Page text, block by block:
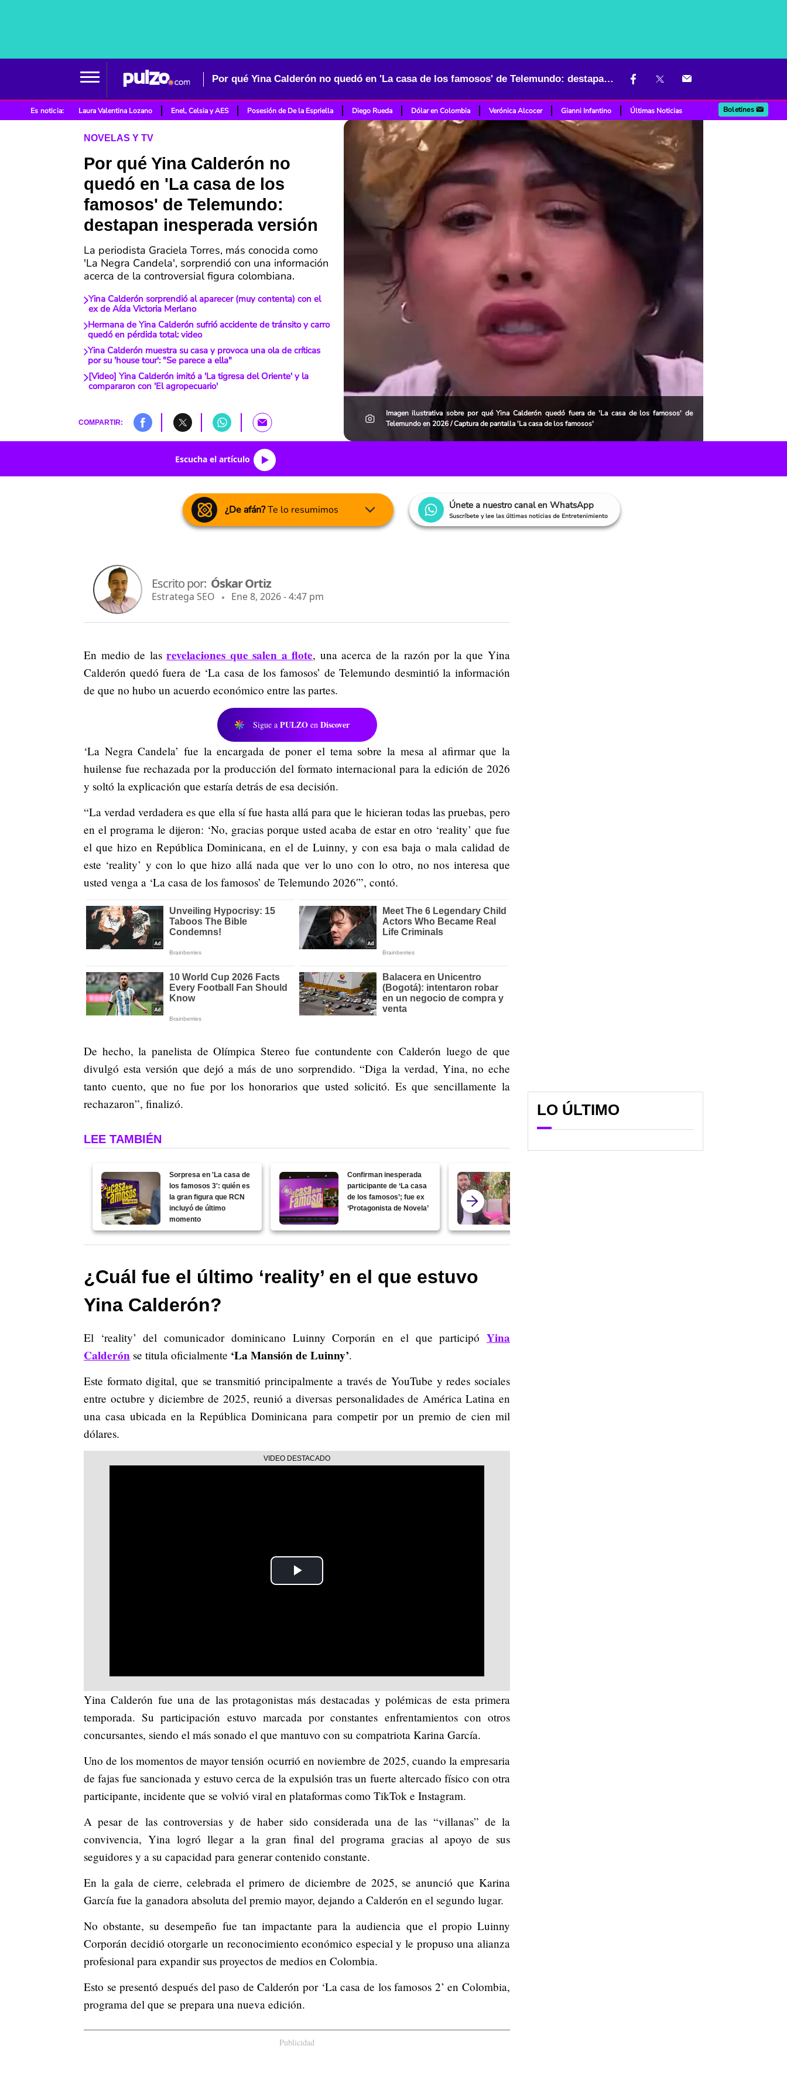
Por qué Yina Calderón no quedó en 'La casa de los famosos' de Telemundo: destapan inesperada versión
Es noticia: Laura Valentina Lozano Enel, Celsia y AES Posesión de De la Espriella Diego Rueda Dólar en Colombia Verónica Alcocer Gianni Infantino Últimas Noticias Boletines
NOVELAS Y TV
Por qué Yina Calderón no
quedó en 'La casa de los
famosos' de Telemundo:
destapan inesperada versión
La periodista Graciela Torres, más conocida como
'La Negra Candela', sorprendió con una información
acerca de la controversial figura colombiana.
Yina Calderón sorprendió al aparecer (muy contenta) con el
ex de Aída Victoria Merlano
Hermana de Yina Calderón sufrió accidente de tránsito y carro
quedó en pérdida total: video
Yina Calderón muestra su casa y provoca una ola de críticas
por su 'house tour': "Se parece a ella"
[Video] Yina Calderón imitó a 'La tigresa del Oriente' y la
compararon con 'El agropecuario'
COMPARTIR:
Imagen ilustrativa sobre por qué Yina Calderón quedó fuera de 'La casa de los famosos' de
Telemundo en 2026 / Captura de pantalla 'La casa de los famosos'
Escucha el artículo
¿De afán?Te lo resumimos Únete a nuestro canal en WhatsApp
Suscríbete y lee las últimas noticias de Entretenimiento
Escrito por: Óskar Ortiz
Estratega SEO Ene 8, 2026 - 4:47 pm
En medio de lasrevelaciones que salen a flote, una acerca de la razón por la que Yina
Calderón quedó fuera de ‘La casa de los famosos’ de Telemundo desmintió la información
de que no hubo un acuerdo económico entre las partes.
Sigue a PULZO en Discover
‘La Negra Candela’ fue la encargada de poner el tema sobre la mesa al afirmar que la
huilense fue rechazada por la producción del formato internacional para la edición de 2026
y soltó la explicación que estaría detrás de esa decisión.
“La verdad verdadera es que ella sí fue hasta allá para que le hicieran todas las pruebas, pero
en el programa le dijeron: ‘No, gracias porque usted acaba de estar en otro ‘reality’ que fue
el que hizo en República Dominicana, en el de Luinny, y con esa baja o mala calidad de
este ‘reality’ y con lo que hizo allá nada que ver lo uno con lo otro, no nos interesa que
usted venga a ‘La casa de los famosos’ de Telemundo 2026′”, contó.
De hecho, la panelista de Olímpica Stereo fue contundente con Calderón luego de que
divulgó esta versión que dejó a más de uno sorprendido. “Diga la verdad, Yina, no eche
tanto cuento, que no fue por los honorarios que usted solicitó. Es que sencillamente la
rechazaron”, finalizó.
LEE TAMBIÉN
Sorpresa en 'La casa de
los famosos 3': quién es
la gran figura que RCN
incluyó de último
momento
Confirman inesperada
participante de ‘La casa
de los famosos’; fue ex
‘Protagonista de Novela’
¿Cuál fue el último ‘reality’ en el que estuvo
Yina Calderón?
El ‘reality’ del comunicador dominicano Luinny Corporán en el que participó Yina
Calderón se titula oficialmente ‘La Mansión de Luinny’.
Este formato digital, que se transmitió principalmente a través de YouTube y redes sociales
entre octubre y diciembre de 2025, reunió a diversas personalidades de América Latina en
una casa ubicada en la República Dominicana para competir por un premio de cien mil
dólares.
Play
Yina Calderón fue una de las protagonistas más destacadas y polémicas de esta primera
temporada. Su participación estuvo marcada por constantes enfrentamientos con otros
concursantes, siendo el más sonado el que mantuvo con su compatriota Karina García.
Uno de los momentos de mayor tensión ocurrió en noviembre de 2025, cuando la empresaria
de fajas fue sancionada y estuvo cerca de la expulsión tras un fuerte altercado físico con otra
participante, incidente que se volvió viral en plataformas como TikTok e Instagram.
A pesar de las controversias y de haber sido considerada una de las “villanas” de la
convivencia, Yina logró llegar a la gran final del programa gracias al apoyo de sus
seguidores y a su capacidad para generar contenido constante.
En la gala de cierre, celebrada el primero de diciembre de 2025, se anunció que Karina
García fue la ganadora absoluta del premio mayor, dejando a Calderón en el segundo lugar.
No obstante, su desempeño fue tan impactante para la audiencia que el propio Luinny
Corporán decidió otorgarle un reconocimiento económico especial y le propuso una alianza
profesional para expandir sus proyectos de medios en Colombia.
Esto se presentó después del paso de Calderón por ‘La casa de los famosos 2’ en Colombia,
programa del que se prepara una nueva edición.
Publicidad
LO ÚLTIMO